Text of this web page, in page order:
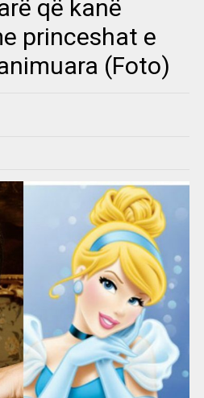
që kanë
princeshat e
(Foto)